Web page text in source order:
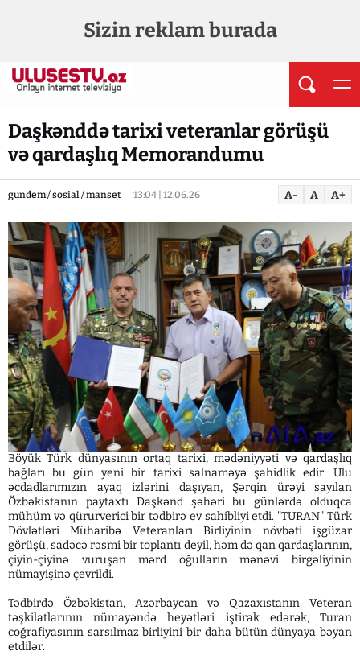
Sizin reklam burada
Daşkənddə tarixi veteranlar görüşü
və qardaşlıq Memorandumu
gundem / sosial / manset 13:04 | 12.06.26 A- A A+
Böyük Türk dünyasının ortaq tarixi, mədəniyyəti və qardaşlıq
bağları bu gün yeni bir tarixi salnaməyə şahidlik edir. Ulu
əcdadlarımızın ayaq izlərini daşıyan, Şərqin ürəyi sayılan
Özbəkistanın paytaxtı Daşkənd şəhəri bu günlərdə olduqca
mühüm və qürurverici bir tədbirə ev sahibliyi etdi. "TURAN" Türk
Dövlətləri Müharibə Veteranları Birliyinin növbəti işgüzar
görüşü, sadəcə rəsmi bir toplantı deyil, həm də qan qardaşlarının,
çiyin-çiyinə vuruşan mərd oğulların mənəvi birgəliyinin
nümayişinə çevrildi.
Tədbirdə Özbəkistan, Azərbaycan və Qazaxıstanın Veteran
təşkilatlarının nümayəndə heyətləri iştirak edərək, Turan
coğrafiyasının sarsılmaz birliyini bir daha bütün dünyaya bəyan
etdilər.